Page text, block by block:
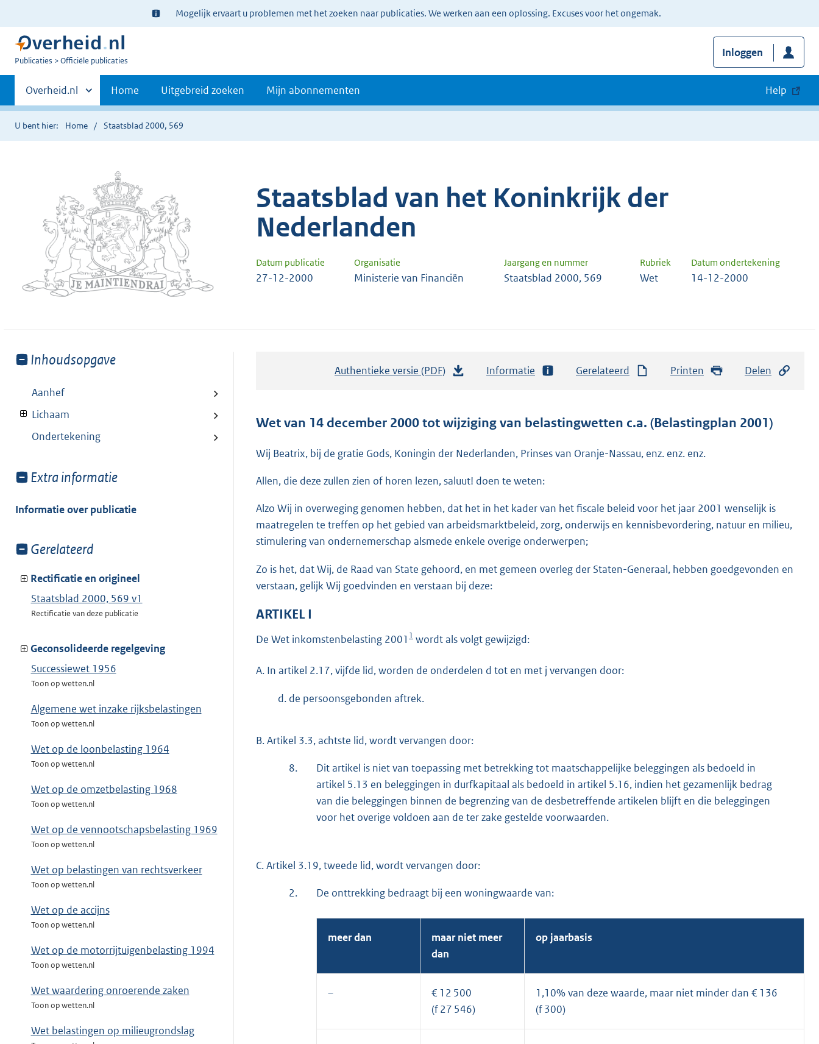
Ter
informatie:
Mogelijk ervaart u problemen met het zoeken naar publicaties. We werken aan een oplossing. Excuses voor het ongemak.
U
Publicaties Officiële publicaties
Inloggen
Primaire
navigatie
Andere
sites
binnen
Overheid.nl Home Uitgebreid zoeken Mijn abonnementen Help
U bent hier: Home Staatsblad 2000, 569
Staatsblad van het Koninkrijk der
Nederlanden
Datum publicatie Organisatie Jaargang en nummer Rubriek Datum ondertekening
27-12-2000 Ministerie van Financiën Staatsblad 2000, 569 Wet 14-12-2000
Toon
van:
Inhoudsopgave
Aanhef
Lichaam
Ondertekening
Toon
van:
Extra informatie
Informatie over publicatie
Toon
van:
Gerelateerd
Rectificatie en origineel
Staatsblad 2000, 569 v1
Rectificatie van deze publicatie
Geconsolideerde regelgeving
Successiewet 1956
Toon op wetten.nl
Algemene wet inzake rijksbelastingen
Toon op wetten.nl
Wet op de loonbelasting 1964
Toon op wetten.nl
Wet op de omzetbelasting 1968
Toon op wetten.nl
Wet op de vennootschapsbelasting 1969
Toon op wetten.nl
Wet op belastingen van rechtsverkeer
Toon op wetten.nl
Wet op de accijns
Toon op wetten.nl
Wet op de motorrijtuigenbelasting 1994
Toon op wetten.nl
Wet waardering onroerende zaken
Toon op wetten.nl
Wet belastingen op milieugrondslag
Authentieke versie (PDF)
t
n
s
o
t
t
K
Informatie Gerelateerd Printen Delen
Wet van 14 december 2000 tot wijziging van belastingwetten c.a. (Belastingplan 2001)
Wij Beatrix, bij de gratie Gods, Koningin der Nederlanden, Prinses van Oranje-Nassau, enz. enz. enz.
Allen, die deze zullen zien of horen lezen, saluut! doen te weten:
Alzo Wij in overweging genomen hebben, dat het in het kader van het fiscale beleid voor het jaar 2001 wenselijk is
maatregelen te treffen op het gebied van arbeidsmarktbeleid, zorg, onderwijs en kennisbevordering, natuur en milieu,
stimulering van ondernemerschap alsmede enkele overige onderwerpen;
Zo is het, dat Wij, de Raad van State gehoord, en met gemeen overleg der Staten-Generaal, hebben goedgevonden en
verstaan, gelijk Wij goedvinden en verstaan bij deze:
ARTIKEL I
De Wet inkomstenbelasting 2001 1 wordt als volgt gewijzigd:
A. In artikel 2.17, vijfde lid, worden de onderdelen d tot en met j vervangen door:
d. de persoonsgebonden aftrek.
B. Artikel 3.3, achtste lid, wordt vervangen door:
8.
Dit artikel is niet van toepassing met betrekking tot maatschappelijke beleggingen als bedoeld in
artikel 5.13 en beleggingen in durfkapitaal als bedoeld in artikel 5.16, indien het gezamenlijk bedrag
van die beleggingen binnen de begrenzing van de desbetreffende artikelen blijft en die beleggingen
voor het overige voldoen aan de ter zake gestelde voorwaarden.
C. Artikel 3.19, tweede lid, wordt vervangen door:
2. De onttrekking bedraagt bij een woningwaarde van:
meer dan
maar niet meer
dan
op jaarbasis
–
€ 12 500
(f 27 546)
1,10% van deze waarde, maar niet minder dan € 136
(f 300)